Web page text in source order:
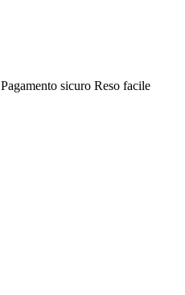
Pagamento sicuro Reso facile